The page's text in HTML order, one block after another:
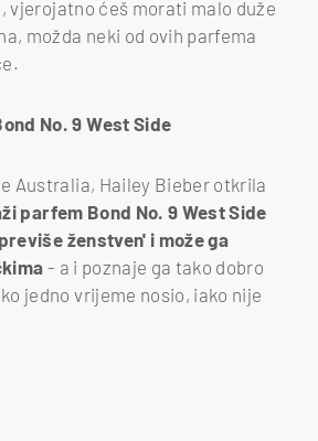
vjerojatno ćeš morati malo duže
možda neki od ovih parfema
No. 9 West Side
Australia, Hailey Bieber otkrila
parfem Bond No. 9 West Side
ženstven' i može ga
- a i poznaje ga tako dobro
jedno vrijeme nosio, iako nije